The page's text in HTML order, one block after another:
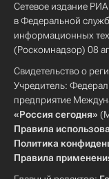
Сетевое издание
в Федеральной
информационных
(Роскомнадзор) 08
Свидетельство о
Учредитель:
предприятие
«Россия сегодня»
Правила
Политика
Правила